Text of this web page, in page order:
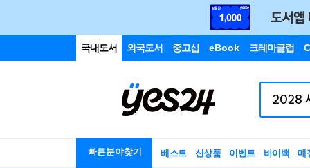
국내도서 외국도서 중고샵 eBook 크레마클럽
빠른분야찾기 베스트 신상품 이벤트 바이백 매